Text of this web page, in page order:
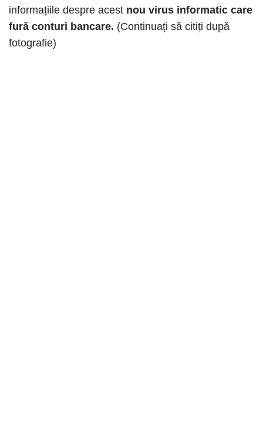
informațiile despre acest nou virus informatic care
fură conturi bancare. (Continuați să citiți după
fotografie)